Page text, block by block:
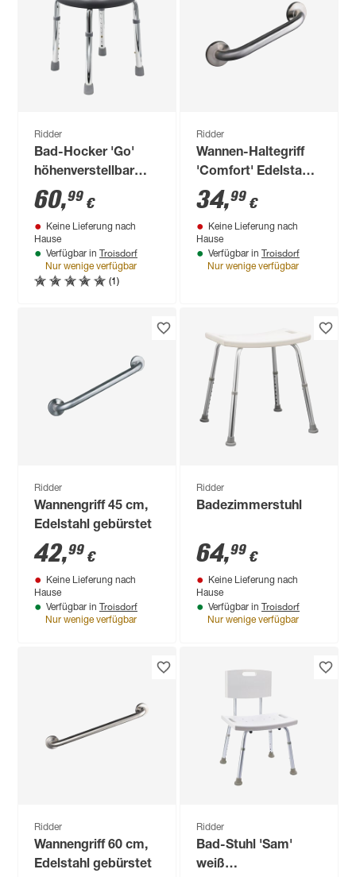
Ridder
Bad-Hocker 'Go'
höhenverstellbar
zementgrau 39,5 x
37 x 34,4 - 52,2 cm
60,99 €
Keine Lieferung nach
Hause
Verfügbar in Troisdorf
Nur wenige verfügbar
(1)
Ridder
Wannen-Haltegriff
'Comfort' Edelstahl
gebürstet, 30 cm,
bis 110 kg
34,99 €
Keine Lieferung nach
Hause
Verfügbar in Troisdorf
Nur wenige verfügbar
Ridder
Wannengriff 45 cm,
Edelstahl gebürstet
42,99 €
Keine Lieferung nach
Hause
Verfügbar in Troisdorf
Nur wenige verfügbar
Ridder
Badezimmerstuhl
64,99 €
Keine Lieferung nach
Hause
Verfügbar in Troisdorf
Nur wenige verfügbar
Ridder
Wannengriff 60 cm,
Edelstahl gebürstet
Ridder
Bad-Stuhl 'Sam'
weiß